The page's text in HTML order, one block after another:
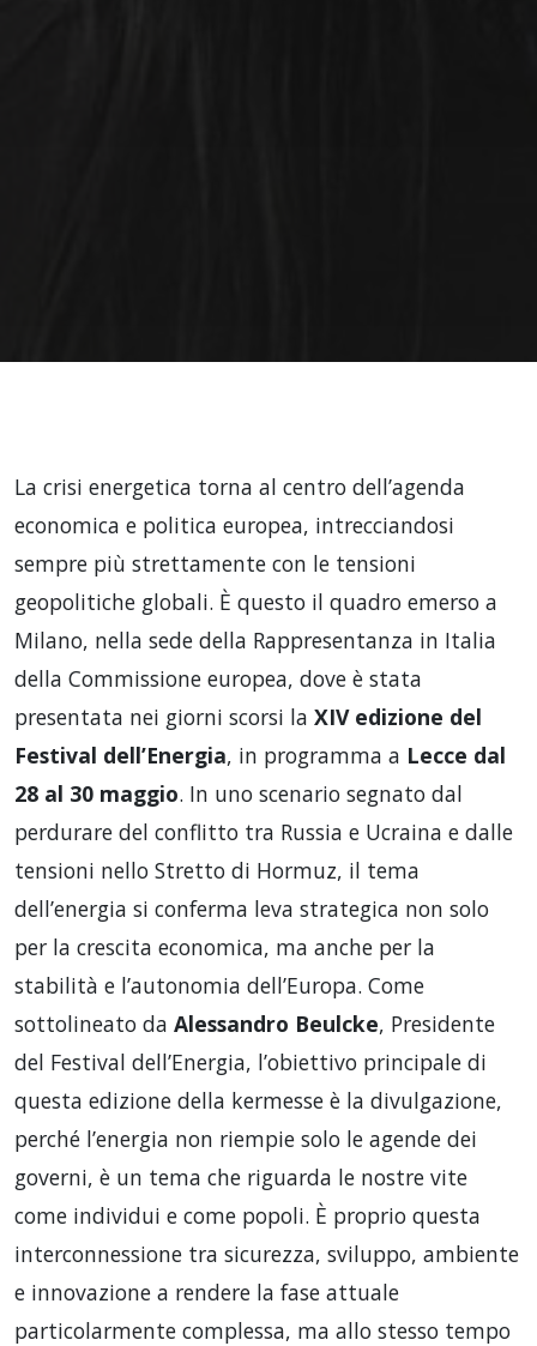
La crisi energetica torna al centro dell’agenda
economica e politica europea, intrecciandosi
sempre più strettamente con le tensioni
geopolitiche globali. È questo il quadro emerso a
Milano, nella sede della Rappresentanza in Italia
della Commissione europea, dove è stata
presentata nei giorni scorsi la XIV edizione del
Festival dell’Energia, in programma a Lecce dal
28 al 30 maggio. In uno scenario segnato dal
perdurare del conflitto tra Russia e Ucraina e dalle
tensioni nello Stretto di Hormuz, il tema
dell’energia si conferma leva strategica non solo
per la crescita economica, ma anche per la
stabilità e l’autonomia dell’Europa. Come
sottolineato da Alessandro Beulcke, Presidente
del Festival dell’Energia, l’obiettivo principale di
questa edizione della kermesse è la divulgazione,
perché l’energia non riempie solo le agende dei
governi, è un tema che riguarda le nostre vite
come individui e come popoli. È proprio questa
interconnessione tra sicurezza, sviluppo, ambiente
e innovazione a rendere la fase attuale
particolarmente complessa, ma allo stesso tempo